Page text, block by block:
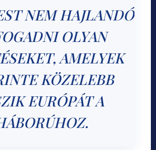
NEM HAJLANDÓ
OLYAN
AMELYEK
KÖZELEBB
EURÓPÁT A